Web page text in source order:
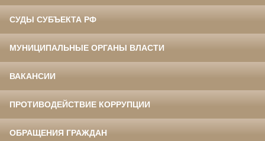
СУДЫ СУБЪЕКТА РФ
МУНИЦИПАЛЬНЫЕ ОРГАНЫ ВЛАСТИ
ВАКАНСИИ
ПРОТИВОДЕЙСТВИЕ КОРРУПЦИИ
ОБРАЩЕНИЯ ГРАЖДАН